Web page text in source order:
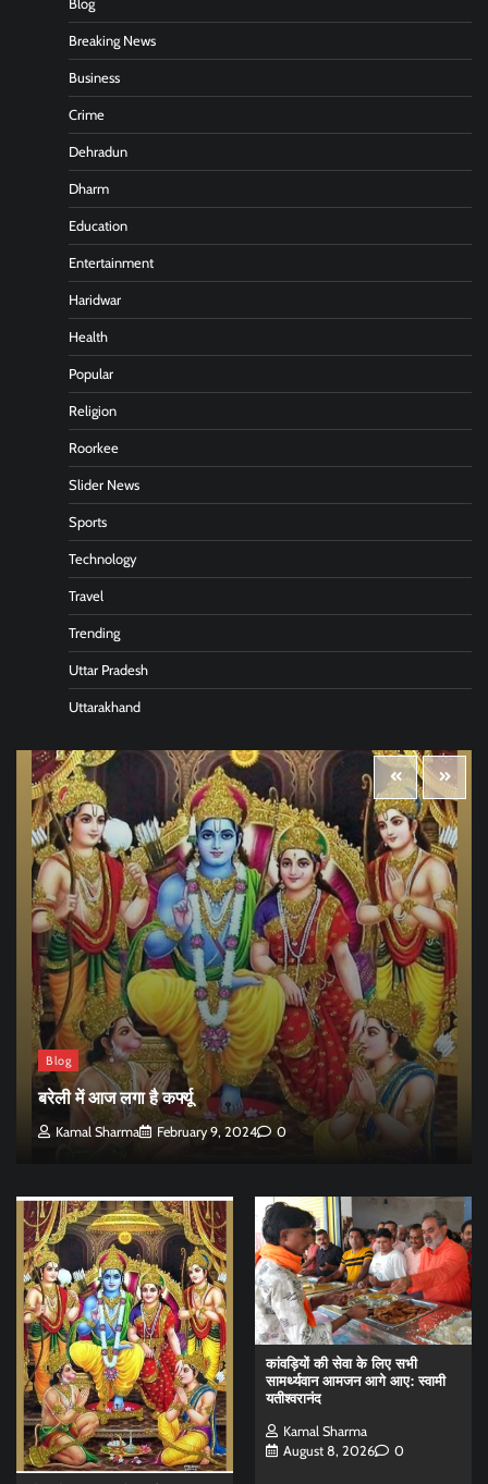
Blog
Breaking News
Business
Crime
Dehradun
Dharm
Education
Entertainment
Haridwar
Health
Popular
Religion
Roorkee
Slider News
Sports
Technology
Travel
Trending
Uttar Pradesh
Uttarakhand
Blog
बरेली में आज लगा है कर्फ्यू
Kamal Sharma February 9, 2024 0
कांवड़ियों की सेवा के लिए सभी
सामर्थ्यवान आमजन आगे आए: स्वामी
यतीश्वरानंद
Kamal Sharma
August 8, 2026
0